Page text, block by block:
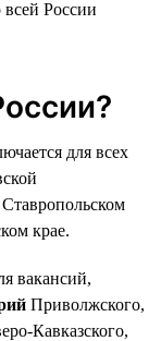
для всех
крае.
вакансий,
Приволжского,
Кавказского,